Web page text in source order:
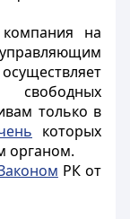
на
только в
которых
органом.
РК от